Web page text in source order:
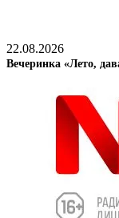
22.08.2026
Вечеринка «Лето,